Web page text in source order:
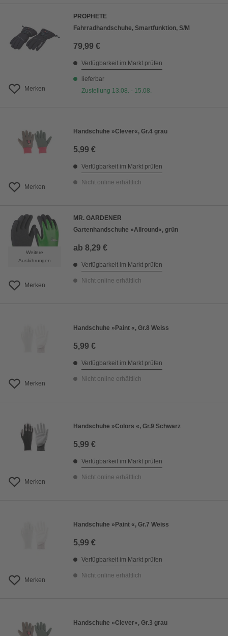
Merken
PROPHETE
Fahrradhandschuhe, Smartfunktion, S/M
79,99 €
Verfügbarkeit im Markt prüfen
lieferbar
Zustellung 13.08. - 15.08.
Merken
Handschuhe »Clever«, Gr.4 grau
5,99 €
Verfügbarkeit im Markt prüfen
Nicht online erhältlich
Weitere
Ausführungen
Merken
MR. GARDENER
Gartenhandschuhe »Allround«, grün
ab 8,29 €
Verfügbarkeit im Markt prüfen
Nicht online erhältlich
Merken
Handschuhe »Paint «, Gr.8 Weiss
5,99 €
Verfügbarkeit im Markt prüfen
Nicht online erhältlich
Merken
Handschuhe »Colors «, Gr.9 Schwarz
5,99 €
Verfügbarkeit im Markt prüfen
Nicht online erhältlich
Merken
Handschuhe »Paint «, Gr.7 Weiss
5,99 €
Verfügbarkeit im Markt prüfen
Nicht online erhältlich
Handschuhe »Clever«, Gr.3 grau